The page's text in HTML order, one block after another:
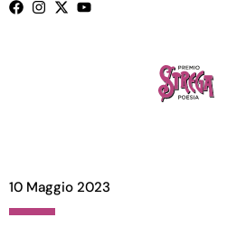
10 Maggio 2023